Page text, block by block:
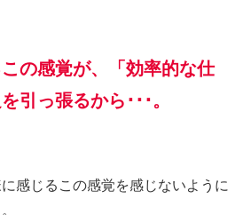
の感覚が、「効率的な仕
引っ張るから･･･。
感じるこの感覚を感じないように